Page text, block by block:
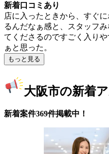
新着口コミあり
店に入ったときから、すぐ
るんだなぁ感と、スタッフ
てくださるのですごく入り
ぁと思った。
もっと見る
大阪市の新着
新着案件369件掲載中！